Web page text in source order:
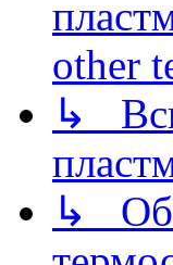
other
↳
↳